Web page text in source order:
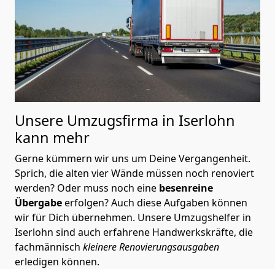
Unsere Umzugsfirma in Iserlohn
kann mehr
Gerne kümmern wir uns um Deine Vergangenheit.
Sprich, die alten vier Wände müssen noch renoviert
werden? Oder muss noch eine besenreine
Übergabeerfolgen? Auch diese Aufgaben können
wir für Dich übernehmen. Unsere Umzugshelfer in
Iserlohn sind auch erfahrene Handwerkskräfte, die
fachmännisch kleinere Renovierungsausgaben
erledigen können.